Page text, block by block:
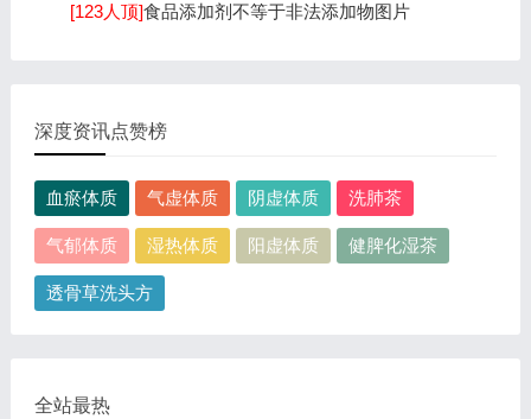
[123人顶]食品添加剂不等于非法添加物图片
深度资讯点赞榜
血瘀体质 气虚体质 阴虚体质 洗肺茶
气郁体质 湿热体质 阳虚体质 健脾化湿茶
透骨草洗头方
全站最热